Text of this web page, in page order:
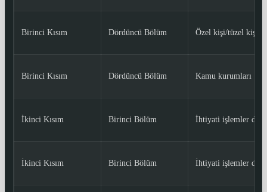
Birinci Kısım Dördüncü Bölüm Özel kişi/tüzel kişi
Birinci Kısım Dördüncü Bölüm Kamu kurumları
İkinci Kısım Birinci Bölüm İhtiyati işlemler
İkinci Kısım Birinci Bölüm İhtiyati işlemler